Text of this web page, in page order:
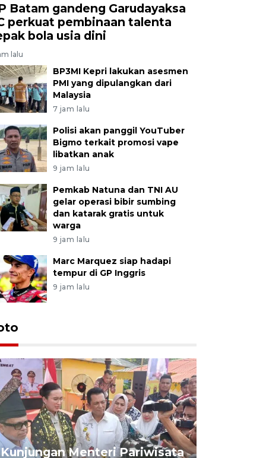
Batam gandeng Garudayaksa
perkuat pembinaan talenta
bola usia dini
lalu
BP3MI Kepri lakukan asesmen
PMI yang dipulangkan dari
Malaysia
7 jam lalu
Polisi akan panggil YouTuber
Bigmo terkait promosi vape
libatkan anak
9 jam lalu
Pemkab Natuna dan TNI AU
gelar operasi bibir sumbing
dan katarak gratis untuk
warga
9 jam lalu
Marc Marquez siap hadapi
tempur di GP Inggris
9 jam lalu
Kunjungan Menteri Pariwisata